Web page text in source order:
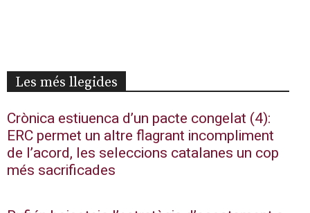
Les més llegides
Crònica estiuenca d’un pacte congelat (4):
ERC permet un altre flagrant incompliment
de l’acord, les seleccions catalanes un cop
més sacrificades